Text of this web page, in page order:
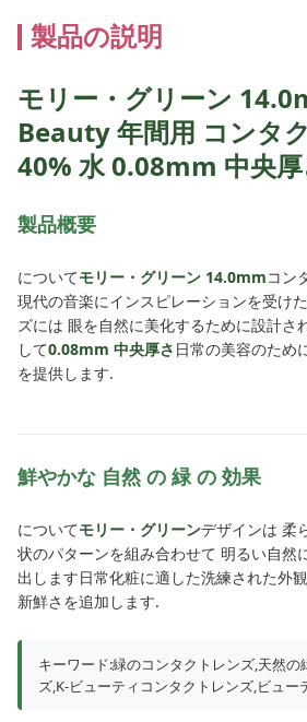
製品の説明
モリー・グリーン
Beauty 年間用 コンタ
40% 水 0.08mm 中央
製品概要
についてモリー・グリーン 14.0mmコン
現代の音楽にインスピレーションを受けた
ズには 眼を自然に美化するために設計さ
して0.08mm 中央厚さ 日常の美容のため
を提供します.
鮮やかな 自然 の 緑 の 効果
についてモリー・グリーンデザインは 柔
状のパターンを組み合わせて 明るい自然
出します日常化粧に適した洗練された外
新鮮さを追加します.
キーワード:緑のコンタクトレンズ,天然の
ズ,K-ビューティコンタクトレンズ,ビュー